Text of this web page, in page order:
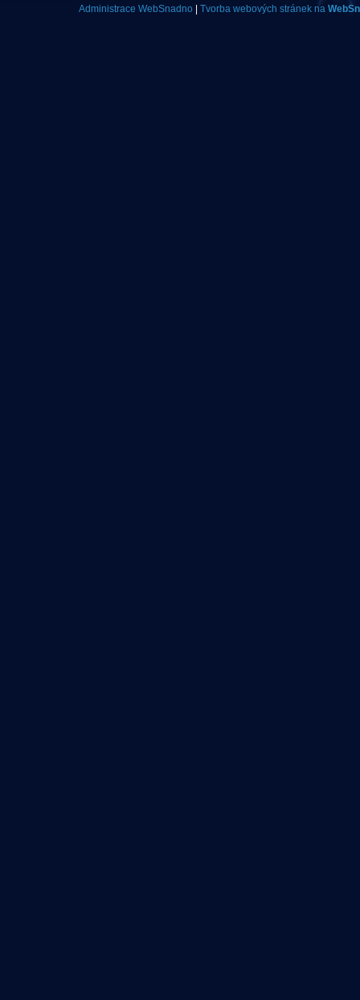
Administrace WebSnadno Tvorba webových stránek na